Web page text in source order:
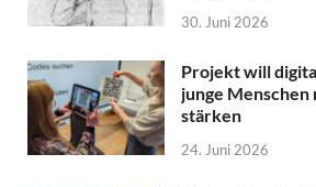
30. Juni 2026
Projekt will
junge
stärken
24. Juni 2026